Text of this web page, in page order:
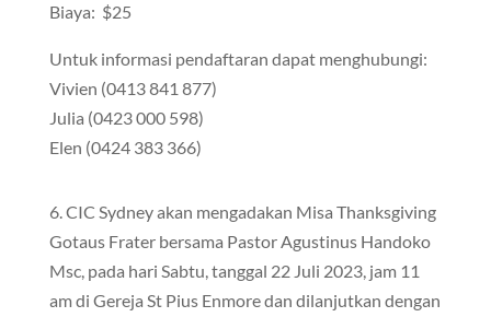
Biaya: $25
Untuk informasi pendaftaran dapat menghubungi:
Vivien (0413 841 877)
Julia (0423 000 598)
Elen (0424 383 366)
6. CIC Sydney akan mengadakan Misa Thanksgiving
Gotaus Frater bersama Pastor Agustinus Handoko
Msc, pada hari Sabtu, tanggal 22 Juli 2023, jam 11
am di Gereja St Pius Enmore dan dilanjutkan dengan